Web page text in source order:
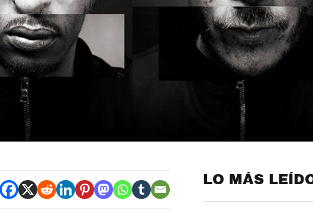
LO MÁS